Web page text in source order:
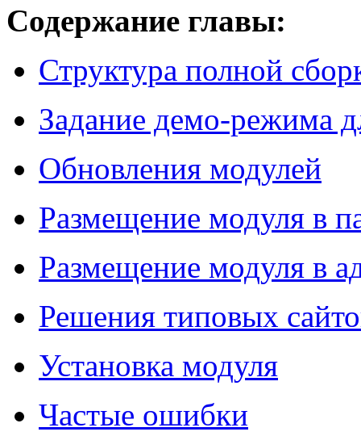
Содержание главы:
Структура полной
Задание демо-режима
Обновления модулей
Размещение модуля в
Размещение модуля в
Решения типовых
Установка модуля
Частые ошибки